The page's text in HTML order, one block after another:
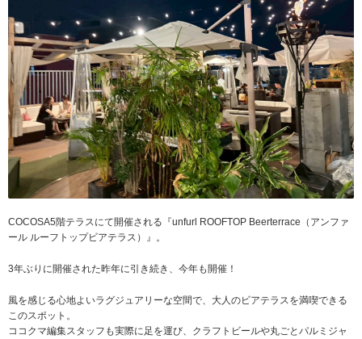
COCOSA5階テラスにて開催される『unfurl ROOFTOP Beerterrace（アンファ
ール ルーフトップビアテラス）』。
3年ぶりに開催された昨年に引き続き、今年も開催！
風を感じる心地よいラグジュアリーな空間で、大人のビアテラスを満喫できる
このスポット。
ココクマ編集スタッフも実際に足を運び、クラフトビールや丸ごとパルミジャ